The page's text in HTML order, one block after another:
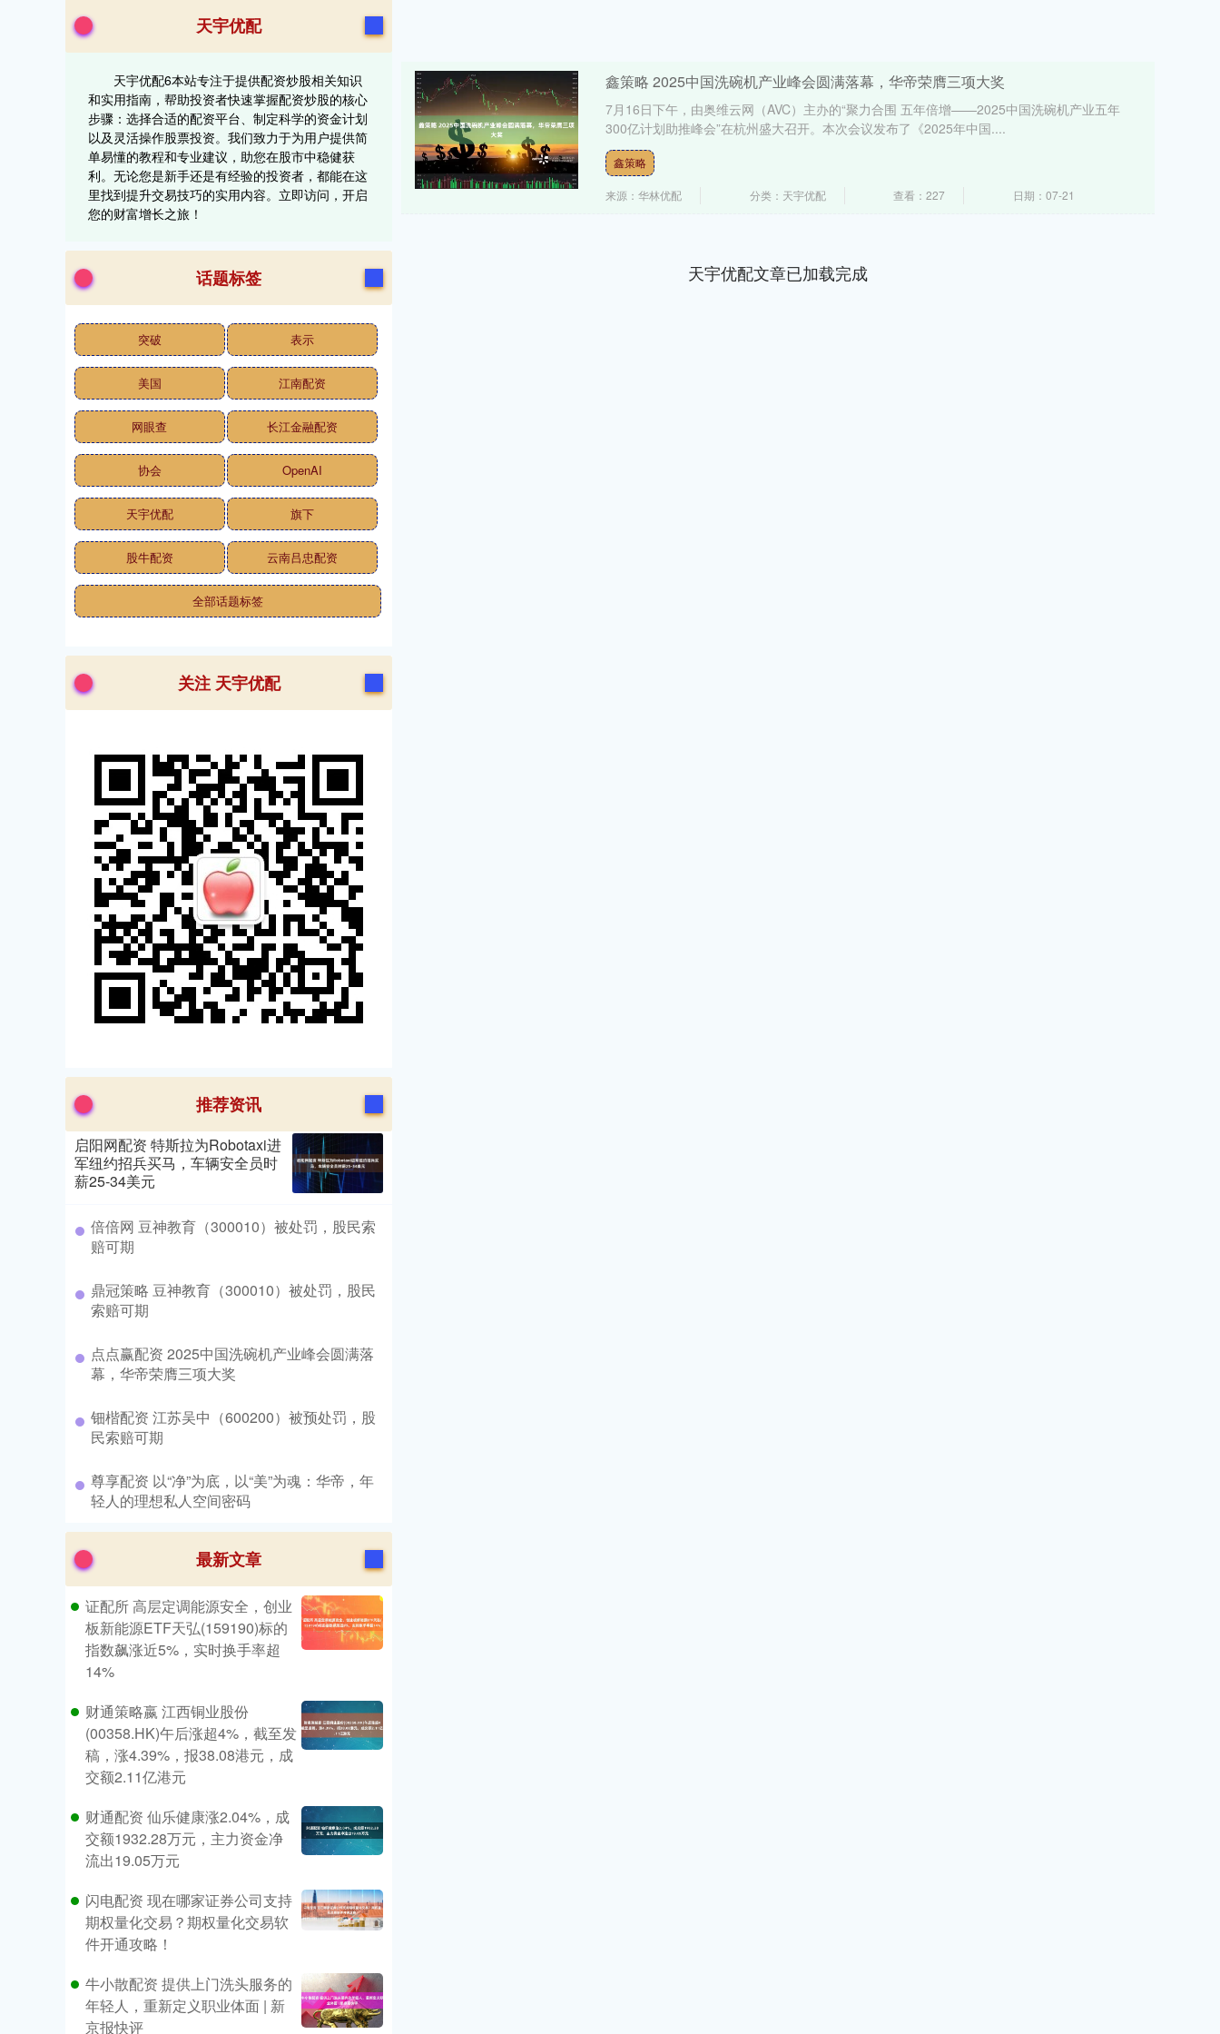
鑫策略 2025中国洗碗机产业峰会圆满落幕，华帝荣膺三项大奖
7月16日下午，由奥维云网（AVC）主办的“聚力合围 五年倍增——2025中国洗碗机产业五年
300亿计划助推峰会”在杭州盛大召开。本次会议发布了《2025年中国....
鑫策略
来源：华林优配 分类：天宇优配 查看：227 日期：07-21
天宇优配文章已加载完成
天宇优配
天宇优配6本站专注于提供配资炒股相关知识
和实用指南，帮助投资者快速掌握配资炒股的核心
步骤：选择合适的配资平台、制定科学的资金计划
以及灵活操作股票投资。我们致力于为用户提供简
单易懂的教程和专业建议，助您在股市中稳健获
利。无论您是新手还是有经验的投资者，都能在这
里找到提升交易技巧的实用内容。立即访问，开启
您的财富增长之旅！
话题标签
突破 表示
美国 江南配资
网眼查 长江金融配资
协会 OpenAI
天宇优配 旗下
股牛配资 云南吕忠配资
全部话题标签
关注 天宇优配
推荐资讯
启阳网配资 特斯拉为Robotaxi进
军纽约招兵买马，车辆安全员时
薪25-34美元
​倍倍网 豆神教育（300010）被处罚，股民索
赔可期
​鼎冠策略 豆神教育（300010）被处罚，股民
索赔可期
​点点赢配资 2025中国洗碗机产业峰会圆满落
幕，华帝荣膺三项大奖
​钿楷配资 江苏吴中（600200）被预处罚，股
民索赔可期
​尊享配资 以“净”为底，以“美”为魂：华帝，年
轻人的理想私人空间密码
最新文章
证配所 高层定调能源安全，创业
板新能源ETF天弘(159190)标的
指数飙涨近5%，实时换手率超
14%
财通策略嬴 江西铜业股份
(00358.HK)午后涨超4%，截至发
稿，涨4.39%，报38.08港元，成
交额2.11亿港元
财通配资 仙乐健康涨2.04%，成
交额1932.28万元，主力资金净
流出19.05万元
闪电配资 现在哪家证券公司支持
期权量化交易？期权量化交易软
件开通攻略！
牛小散配资 提供上门洗头服务的
年轻人，重新定义职业体面 | 新
京报快评